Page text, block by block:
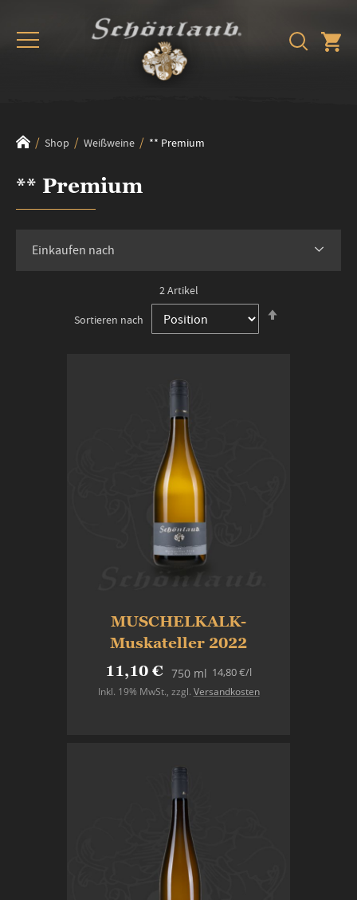
Shop Weißweine ** Premium
** Premium
2Artikel
Sortieren nach
MUSCHELKALK-
Muskateller 2022
11,10 € 750 ml
Inkl. 19% MwSt., zzgl. Versandkosten
14,80 €/l
Einkaufen nach